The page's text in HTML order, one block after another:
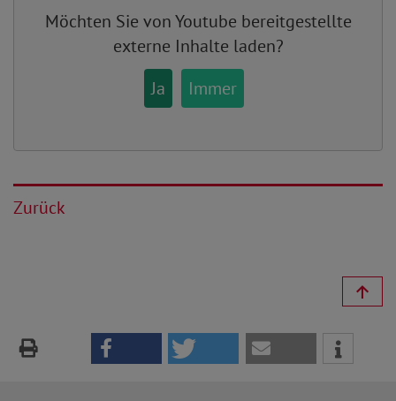
Möchten Sie vonYoutube bereitgestellte
externe Inhalte laden?
Ja
Immer
Zurück